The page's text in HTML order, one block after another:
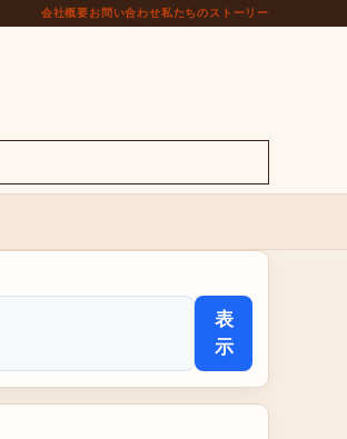
会社概要お問い合わせ私たちのストーリー
表
示